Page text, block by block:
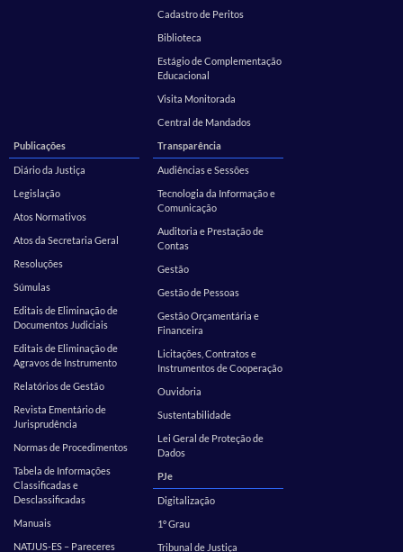
Cadastro de Peritos
Biblioteca
Estágio de Complementação
Educacional
Visita Monitorada
Central de Mandados
Publicações
Diário da Justiça
Legislação
Atos Normativos
Atos da Secretaria Geral
Resoluções
Súmulas
Editais de Eliminação de
Documentos Judiciais
Editais de Eliminação de
Agravos de Instrumento
Relatórios de Gestão
Revista Ementário de
Jurisprudência
Normas de Procedimentos
Tabela de Informações
Classificadas e
Desclassificadas
Manuais
NATJUS-ES – Pareceres
Transparência
Audiências e Sessões
Tecnologia da Informação e
Comunicação
Auditoria e Prestação de
Contas
Gestão
Gestão de Pessoas
Gestão Orçamentária e
Financeira
Licitações, Contratos e
Instrumentos de Cooperação
Ouvidoria
Sustentabilidade
Lei Geral de Proteção de
Dados
PJe
Digitalização
1º Grau
Tribunal de Justiça